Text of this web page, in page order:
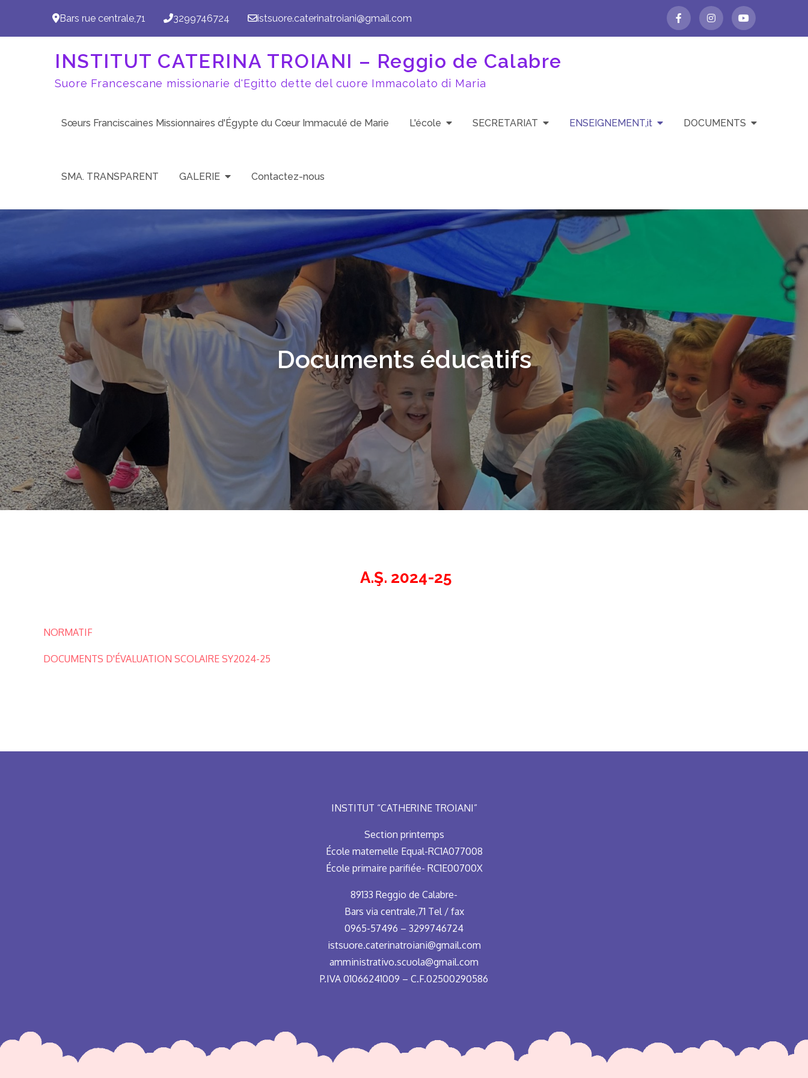
Bars rue centrale,71 3299746724 istsuore.caterinatroiani@gmail.com
INSTITUT CATERINA TROIANI – Reggio de Calabre
Suore Francescane missionarie d'Egitto dette del cuore Immacolato di Maria
Sœurs Franciscaines Missionnaires d'Égypte du Cœur Immaculé de Marie L'école SECRETARIAT ENSEIGNEMENT,it DOCUMENTS
SMA. TRANSPARENT GALERIE Contactez-nous
Documents éducatifs
A.Ş. 2024-25
NORMATIF
DOCUMENTS D'ÉVALUATION SCOLAIRE SY2024-25
INSTITUT “CATHERINE TROIANI”
Section printemps
École maternelle Equal-RC1A077008
École primaire parifiée- RC1E00700X
89133 Reggio de Calabre-
Bars via centrale,71 Tel / fax
0965-57496 – 3299746724
istsuore.caterinatroiani@gmail.com
amministrativo.scuola@gmail.com
P.IVA 01066241009 – C.F.02500290586